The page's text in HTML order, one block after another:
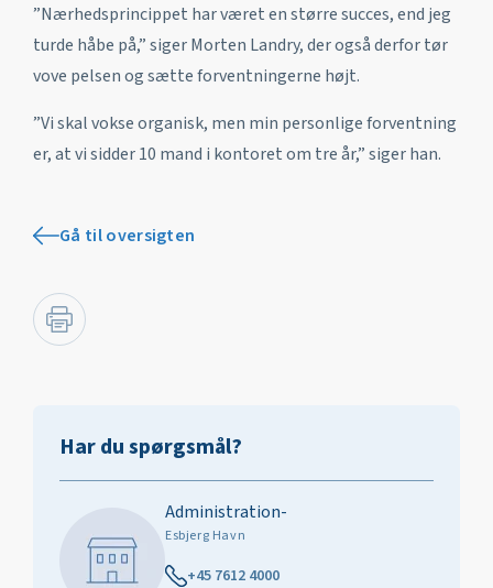
Har du spørgsmål?
Administration-
Esbjerg Havn
+45 7612 4000
”Nærhedsprincippet har været en større succes, end jeg
turde håbe på,” siger Morten Landry, der også derfor tør
vove pelsen og sætte forventningerne højt.
”Vi skal vokse organisk, men min personlige forventning
er, at vi sidder 10 mand i kontoret om tre år,” siger han.
Gå til oversigten